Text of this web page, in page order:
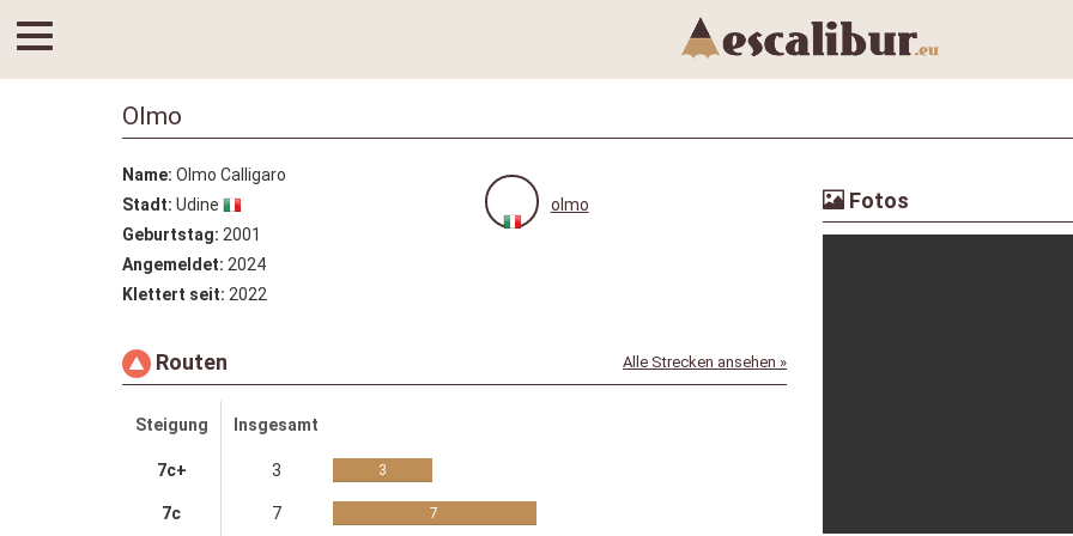
Olmo
Name: Olmo Calligaro
Stadt: Udine
Geburtstag: 2001
Angemeldet: 2024
Klettert seit: 2022
olmo
Routen Alle Strecken ansehen »
Steigung Insgesamt
7c+ 3 3
7c 7 7
Fotos